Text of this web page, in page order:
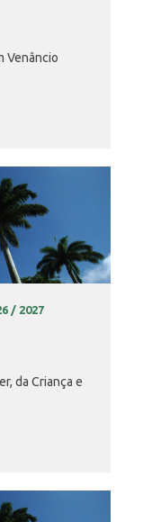
Venâncio
/ 2027
da Criança e